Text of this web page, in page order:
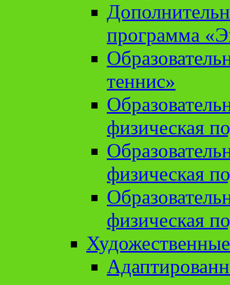
программа
теннис»
физическая
физическая
физическая
Художественные